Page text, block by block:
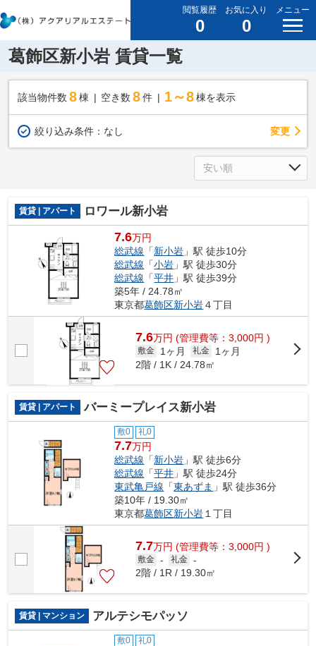
閲覧履歴
0
お気に入り
0
メニュー
葛飾区新小岩 賃貸一覧
該当物件数 8棟 空き数 8 件 1～8 棟を表示
絞り込み条件： なし 変更
賃貸 | アパート ロワール新小岩
7.6万円
総武線 「新小岩 」駅 徒歩10分
総武線 「小岩 」駅 徒歩30分
総武線 「平井 」駅 徒歩39分
築5年 / 24.78㎡
東京都葛飾区新小岩４丁目
7.6万円 (管理費等：3,000円 )
敷金 1ヶ月 礼金
1ヶ月
2階 / 1K / 24.78㎡
賃貸 | アパート バーミープレイス新小岩
敷0 礼0
7.7万円
総武線 「新小岩 」駅 徒歩6分
総武線 「平井 」駅 徒歩24分
東武亀戸線 「東あずま 」駅 徒歩36分
築10年 / 19.30㎡
東京都葛飾区新小岩 １丁目
7.7万円 (管理費等：3,000円 )
敷金 - 礼金 -
2階 / 1R / 19.30㎡
賃貸 | マンション アルテシモパッソ
敷0 礼0